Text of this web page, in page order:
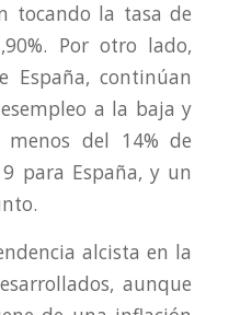
tocando la tasa de
Por otro lado,
España, continúan
a la baja y
del 14% de
para España, y un
alcista en la
aunque